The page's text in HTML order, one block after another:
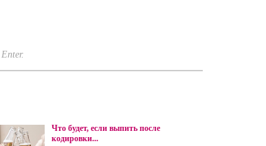
Что будет, если выпить после
кодировки...